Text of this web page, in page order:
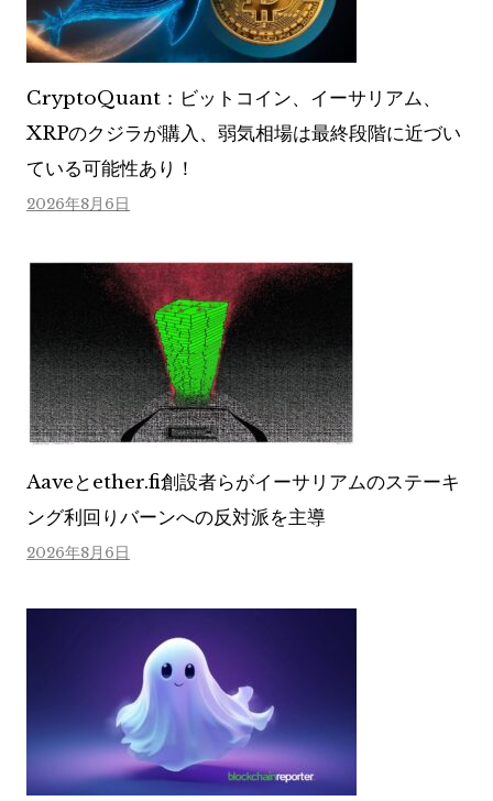
CryptoQuant：ビットコイン、イーサリアム、
XRPのクジラが購入、弱気相場は最終段階に近づい
ている可能性あり！
2026年8月6日
Aaveとether.fi創設者らがイーサリアムのステーキ
ング利回りバーンへの反対派を主導
2026年8月6日